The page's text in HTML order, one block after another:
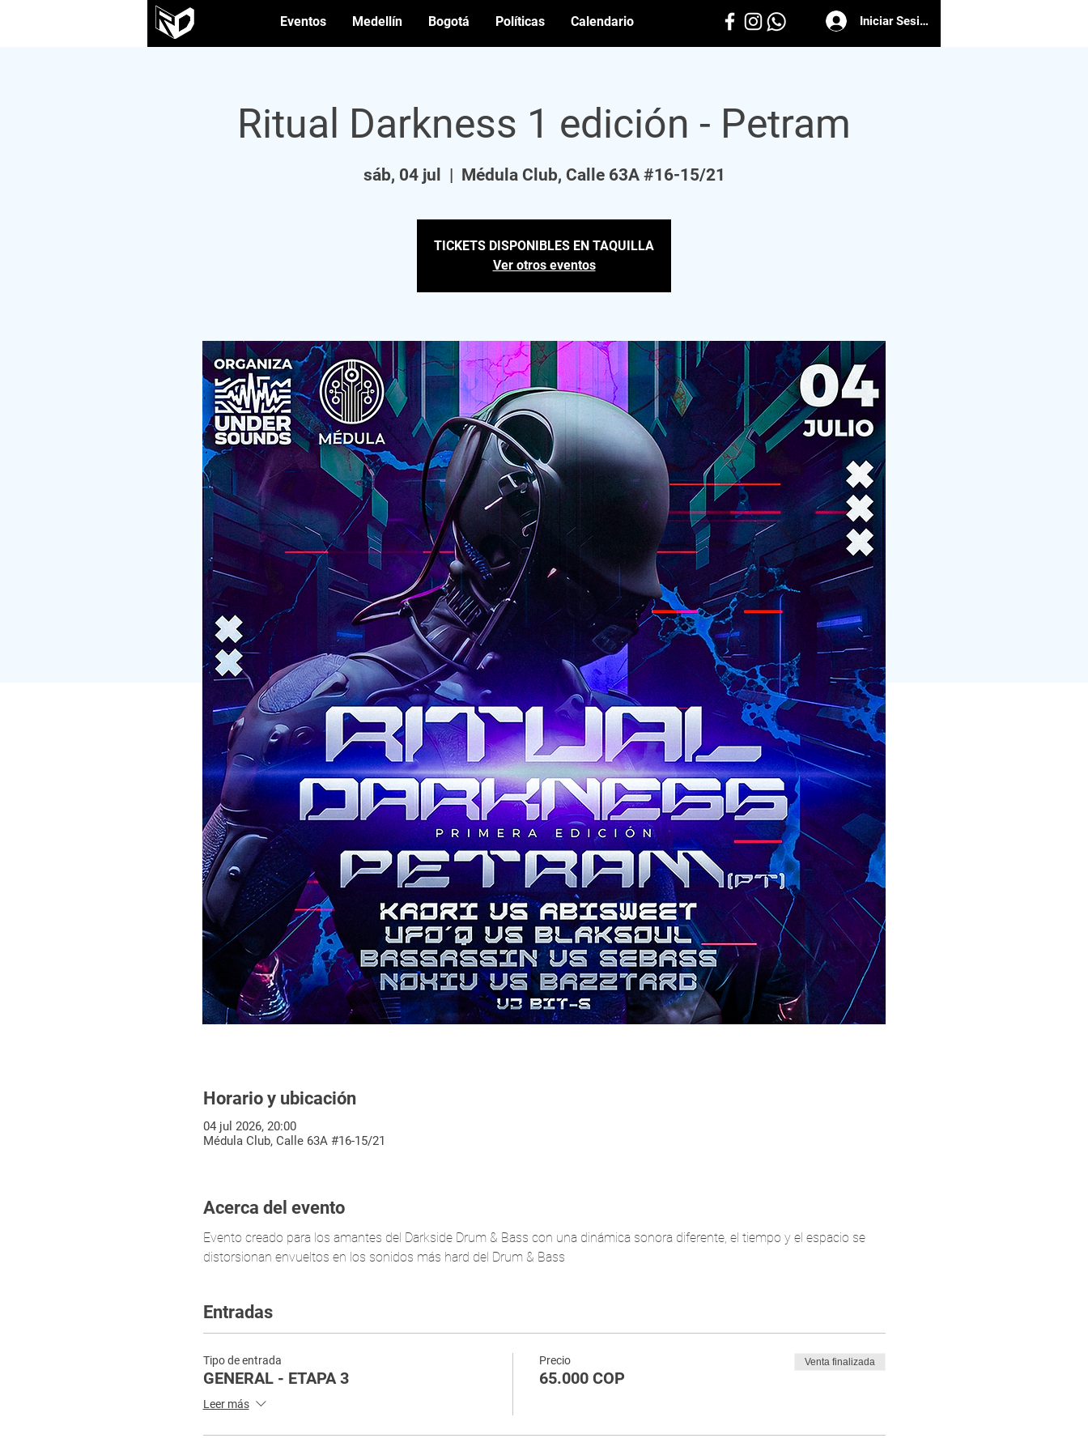
Eventos Medellín Bogotá Políticas Calendario Iniciar Sesión
Ritual Darkness 1 edición - Petram
sáb, 04 jul
  |
Médula Club, Calle 63A #16-15/21
TICKETS DISPONIBLES EN TAQUILLA
Ver otros eventos
Horario y ubicación
04 jul 2026, 20:00
Médula Club, Calle 63A #16-15/21
Acerca del evento
Evento creado para los amantes del Darkside Drum & Bass con una dinámica sonora diferente, el tiempo y el espacio se
distorsionan envueltos en los sonidos más hard del Drum & Bass
Entradas
Tipo de entrada
GENERAL - ETAPA 3
Leer más
Precio
65.000 COP
Venta finalizada